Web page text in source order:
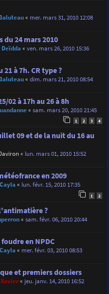
« mer. mars 31, 2010 12:08
du 24 mars 2010
« ven. mars 26, 2010 15:36
21 à 7h. CR type ?
« dim. mars 21, 2010 08:54
02 à 17h au 26 à 8h
« sam. mars 20, 2010 21:45
1 2 3 4
09 et de la nuit du 16 au
« lun. mars 01, 2010 15:52
en 2009
« lun. févr. 15, 2010 17:35
1 2
?
« sam. févr. 06, 2010 20:44
en NPDC
« mer. févr. 03, 2010 08:53
et premiers dossiers
« jeu. janv. 14, 2010 16:52